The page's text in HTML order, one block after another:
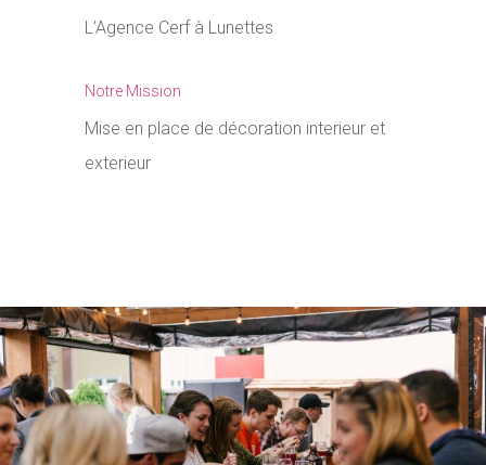
L’Agence Cerf à Lunettes
Notre Mission
Mise en place de décoration interieur et
exterieur